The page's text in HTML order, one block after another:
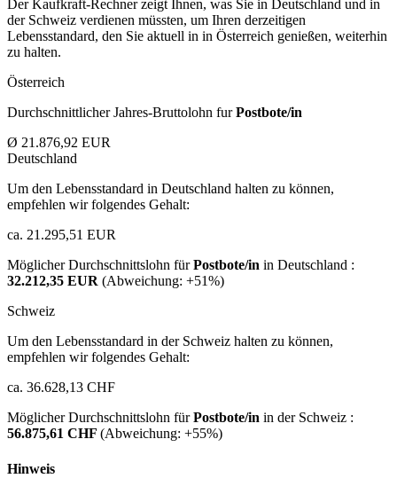
Der Kaufkraft-Rechner zeigt Ihnen, was Sie in Deutschland und in
der Schweiz verdienen müssten, um Ihren derzeitigen
Lebensstandard, den Sie aktuell in in Österreich genießen, weiterhin
zu halten.
Österreich
Durchschnittlicher Jahres-Bruttolohn furPostbote/in
Ø 21.876,92 EUR
Deutschland
Um den Lebensstandard in Deutschland halten zu können,
empfehlen wir folgendes Gehalt:
ca. 21.295,51 EUR
Möglicher Durchschnittslohn fürPostbote/in in Deutschland :
32.212,35 EUR (Abweichung: +51%)
Schweiz
Um den Lebensstandard in der Schweiz halten zu können,
empfehlen wir folgendes Gehalt:
ca. 36.628,13 CHF
Möglicher Durchschnittslohn fürPostbote/in in der Schweiz :
56.875,61 CHF (Abweichung: +55%)
Hinweis